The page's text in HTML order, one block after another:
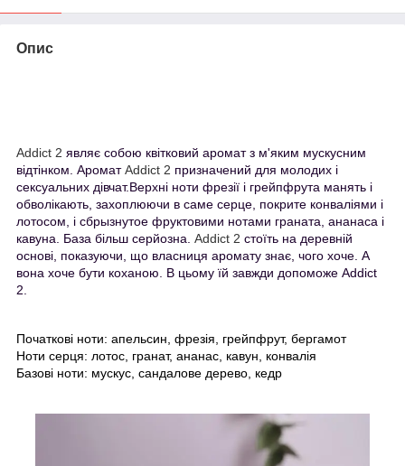
Опис
Addict 2 являє собою квітковий аромат з м'яким мускусним
відтінком. АроматAddict 2 призначений для молодих і
сексуальних дівчат.Верхні ноти фрезії і грейпфрута манять і
обволікають, захоплюючи в саме серце, покрите конваліями і
лотосом, і сбрызнутое фруктовими нотами граната, ананаса і
кавуна. База більш серйозна. Addict 2 стоїть на деревній
основі, показуючи, що власниця аромату знає, чого хоче. А
вона хоче бути коханою. В цьому їй завжди допоможе Addict
2.
Початкові ноти: апельсин, фрезія, грейпфрут, бергамот
Ноти серця: лотос, гранат, ананас, кавун, конвалія
Базові ноти: мускус, сандалове дерево, кедр